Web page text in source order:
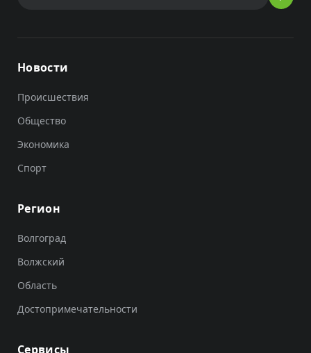
Новости
Происшествия
Общество
Экономика
Спорт
Регион
Волгоград
Волжский
Область
Достопримечательности
Сервисы